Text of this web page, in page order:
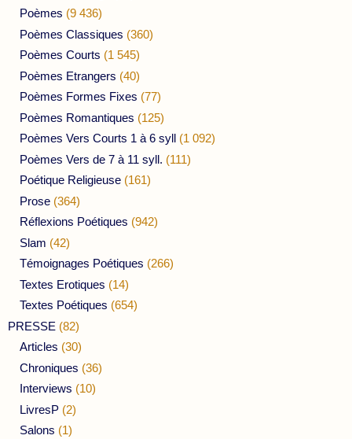
Poèmes (9 436)
Poèmes Classiques (360)
Poèmes Courts (1 545)
Poèmes Etrangers (40)
Poèmes Formes Fixes (77)
Poèmes Romantiques (125)
Poèmes Vers Courts 1 à 6 syll (1 092)
Poèmes Vers de 7 à 11 syll. (111)
Poétique Religieuse (161)
Prose (364)
Réflexions Poétiques (942)
Slam (42)
Témoignages Poétiques (266)
Textes Erotiques (14)
Textes Poétiques (654)
PRESSE (82)
Articles (30)
Chroniques (36)
Interviews (10)
LivresP (2)
Salons (1)